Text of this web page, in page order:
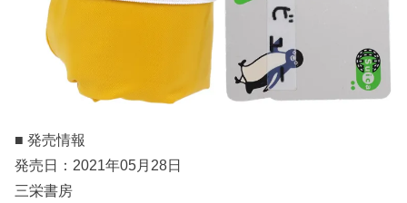
■ 発売情報
発売日：2021年05月28日
三栄書房